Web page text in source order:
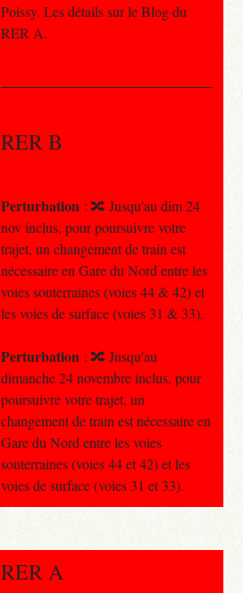
Poissy. Les détails sur le Blog du
RER A.
RER B
Perturbation : 🔀 Jusqu'au dim 24
nov inclus, pour poursuivre votre
trajet, un changement de train est
nécessaire en Gare du Nord entre les
voies souterraines (voies 44 & 42) et
les voies de surface (voies 31 & 33).
Perturbation : 🔀 Jusqu'au
dimanche 24 novembre inclus, pour
poursuivre votre trajet, un
changement de train est nécessaire en
Gare du Nord entre les voies
souterraines (voies 44 et 42) et les
voies de surface (voies 31 et 33).
RER A